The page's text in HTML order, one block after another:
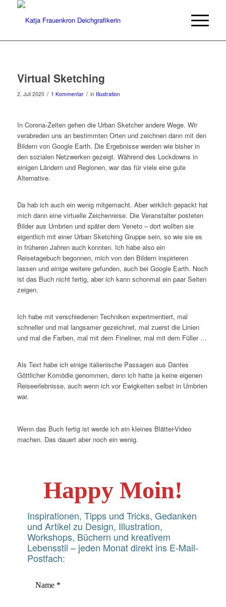
Virtual Sketching
2. Juli 2020 / 1 Kommentar / in Illustration
In Corona-Zeiten gehen die Urban Sketcher andere Wege. Wir
verabreden uns an bestimmten Orten und zeichnen dann mit den
Bildern von Google Earth. Die Ergebnisse werden wie bisher in
den sozialen Netzwerken gezeigt. Während des Lockdowns in
einigen Ländern und Regionen, war das für viele eine gute
Alternative.
Da hab ich auch ein wenig mitgemacht. Aber wirklich gepackt hat
mich dann eine virtuelle Zeichenreise. Die Veranstalter posteten
Bilder aus Umbrien und später dem Veneto – dort wollten sie
eigentlich mit einer Urban Sketching Gruppe sein, so wie sie es
in früheren Jahren auch konnten. Ich habe also ein
Reisetagebuch begonnen, mich von den Bildern inspirieren
lassen und einige weitere gefunden, auch bei Google Earth. Noch
ist das Buch nicht fertig, aber ich kann schonmal ein paar Seiten
zeigen.
Ich habe mit verschiedenen Techniken experimentiert, mal
schneller und mal langsamer gezeichnet, mal zuerst die Linien
und mal die Farben, mal mit dem Fineliner, mal mit dem Füller …
Als Text habe ich einige italienische Passagen aus Dantes
Göttlicher Komödie genommen, denn ich hatte ja keine eigenen
Reiseerlebnisse, auch wenn ich vor Ewigkeiten selbst in Umbrien
war.
Wenn das Buch fertig ist werde ich ein kleines Blätter-Video
machen. Das dauert aber noch ein wenig.
Happy Moin!
Inspirationen, Tipps und Tricks, Gedanken
und Artikel zu Design, Illustration,
Workshops, Büchern und kreativem
Lebensstil – jeden Monat direkt ins E-Mail-
Postfach: